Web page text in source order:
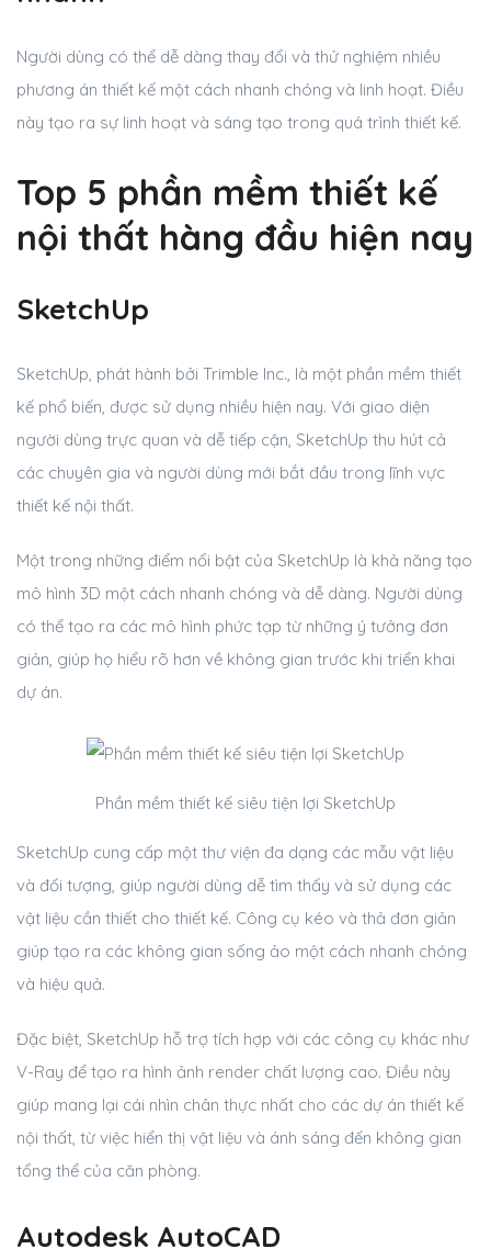
Người dùng có thể dễ dàng thay đổi và thử nghiệm nhiều
phương án thiết kế một cách nhanh chóng và linh hoạt. Điều
này tạo ra sự linh hoạt và sáng tạo trong quá trình thiết kế.
Top 5 phần mềm thiết kế
nội thất hàng đầu hiện nay
SketchUp
SketchUp, phát hành bởi Trimble Inc., là một phần mềm thiết
kế phổ biến, được sử dụng nhiều hiện nay. Với giao diện
người dùng trực quan và dễ tiếp cận, SketchUp thu hút cả
các chuyên gia và người dùng mới bắt đầu trong lĩnh vực
thiết kế nội thất.
Một trong những điểm nổi bật của SketchUp là khả năng tạo
mô hình 3D một cách nhanh chóng và dễ dàng. Người dùng
có thể tạo ra các mô hình phức tạp từ những ý tưởng đơn
giản, giúp họ hiểu rõ hơn về không gian trước khi triển khai
dự án.
Phần mềm thiết kế siêu tiện lợi SketchUp
SketchUp cung cấp một thư viện đa dạng các mẫu vật liệu
và đối tượng, giúp người dùng dễ tìm thấy và sử dụng các
vật liệu cần thiết cho thiết kế. Công cụ kéo và thả đơn giản
giúp tạo ra các không gian sống ảo một cách nhanh chóng
và hiệu quả.
Đặc biệt, SketchUp hỗ trợ tích hợp với các công cụ khác như
V-Ray để tạo ra hình ảnh render chất lượng cao. Điều này
giúp mang lại cái nhìn chân thực nhất cho các dự án thiết kế
nội thất, từ việc hiển thị vật liệu và ánh sáng đến không gian
tổng thể của căn phòng.
Autodesk AutoCAD